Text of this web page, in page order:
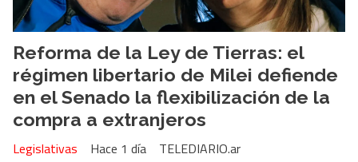
Reforma de la Ley de Tierras: el
régimen libertario de Milei defiende
en el Senado la flexibilización de la
compra a extranjeros
TELEDIARIO.ar
Legislativas
Hace 1 día